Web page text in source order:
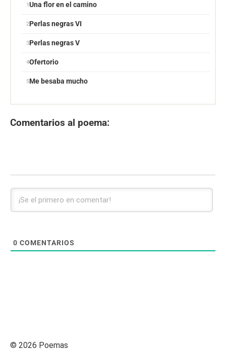
Una flor en el camino
Perlas negras VI
Perlas negras V
Ofertorio
Me besaba mucho
Comentarios al poema:
0 COMENTARIOS
© 2026 Poemas